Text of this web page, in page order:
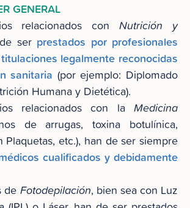
GENERAL
relacionados conNutrición y
ser prestados por profesionales
legalmente reconocidas
sanitaria (por ejemplo: Diplomado
Humana y Dietética).
relacionados con la Medicina
de arrugas, toxina botulínica,
Plaquetas, etc.), han de ser siempre
cualificados y debidamente
de Fotodepilación, bien sea con Luz